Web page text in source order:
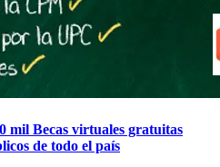
mil Becas virtuales gratuitas
de todo el país